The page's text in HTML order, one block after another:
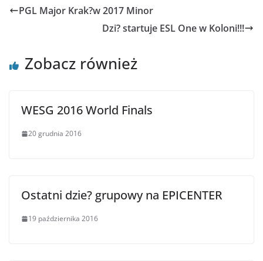
PGL Major Krak?w 2017 Minor
Dzi? startuje ESL One w Koloni!!!
Zobacz również
WESG 2016 World Finals
20 grudnia 2016
Ostatni dzie? grupowy na EPICENTER
19 października 2016